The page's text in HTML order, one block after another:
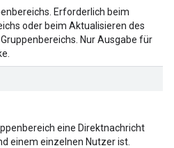
Erforderlich beim
oder beim Aktualisieren des
Nur Ausgabe für
eine Direktnachricht
einem einzelnen Nutzer ist.